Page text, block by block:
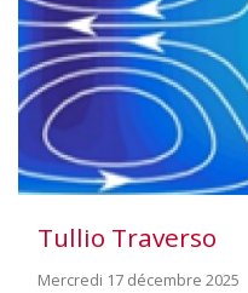
Tullio Traverso
Mercredi 17 décembre 2025